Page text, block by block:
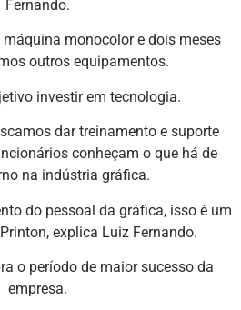
Fernando.
monocolor e dois meses
outros equipamentos.
investir em tecnologia.
dar treinamento e suporte
conheçam o que há de
na indústria gráfica.
do pessoal da gráfica, isso é um
explica Luiz Fernando.
o período de maior sucesso da
empresa.